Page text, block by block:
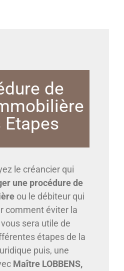
de
Etapes
le créancier qui
une procédure de
ou le débiteur qui
comment éviter la
sera utile de
étapes de la
puis, une
Maître LOBBENS,